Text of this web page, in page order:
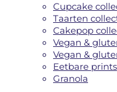
Cupcake
Taarten
Cakepop
Vegan &
Vegan &
Eetbare prints
Granola